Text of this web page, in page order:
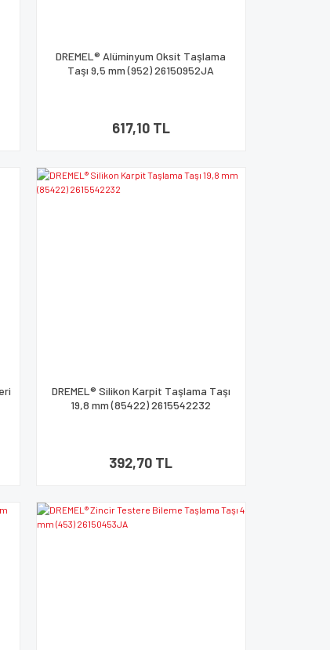
DREMEL® Alüminyum Oksit Taşlama
Taşı 9,5 mm (952) 26150952JA
617,10 TL
DREMEL® Silikon Karpit Taşlama Taşı
19,8 mm (85422) 2615542232
392,70 TL